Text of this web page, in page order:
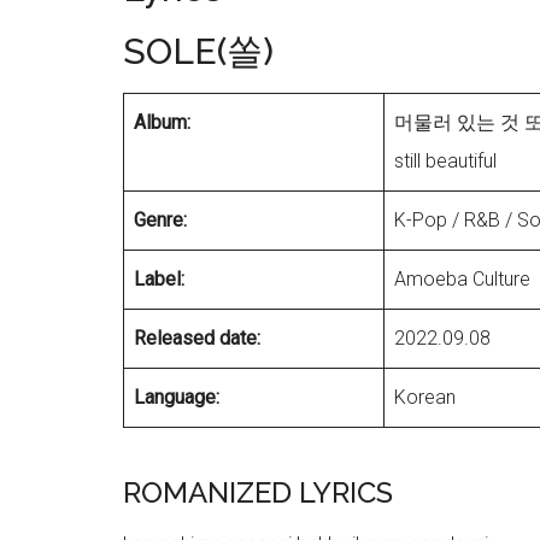
SOLE(쏠)
Album:
머물러 있는 것
still beautiful
Genre: K-Pop / R&B /
Label: Amoeba Culture
Released date: 2022.09.08
Language: Korean
ROMANIZED LYRICS